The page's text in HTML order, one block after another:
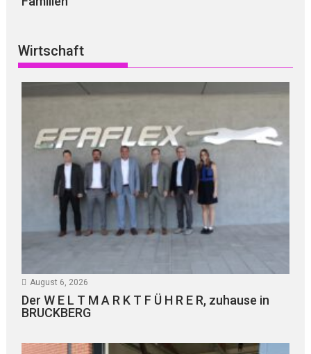
Wirtschaft
August 6, 2026
Der W E L T M A R K T F Ü H R E R, zuhause in
BRUCKBERG